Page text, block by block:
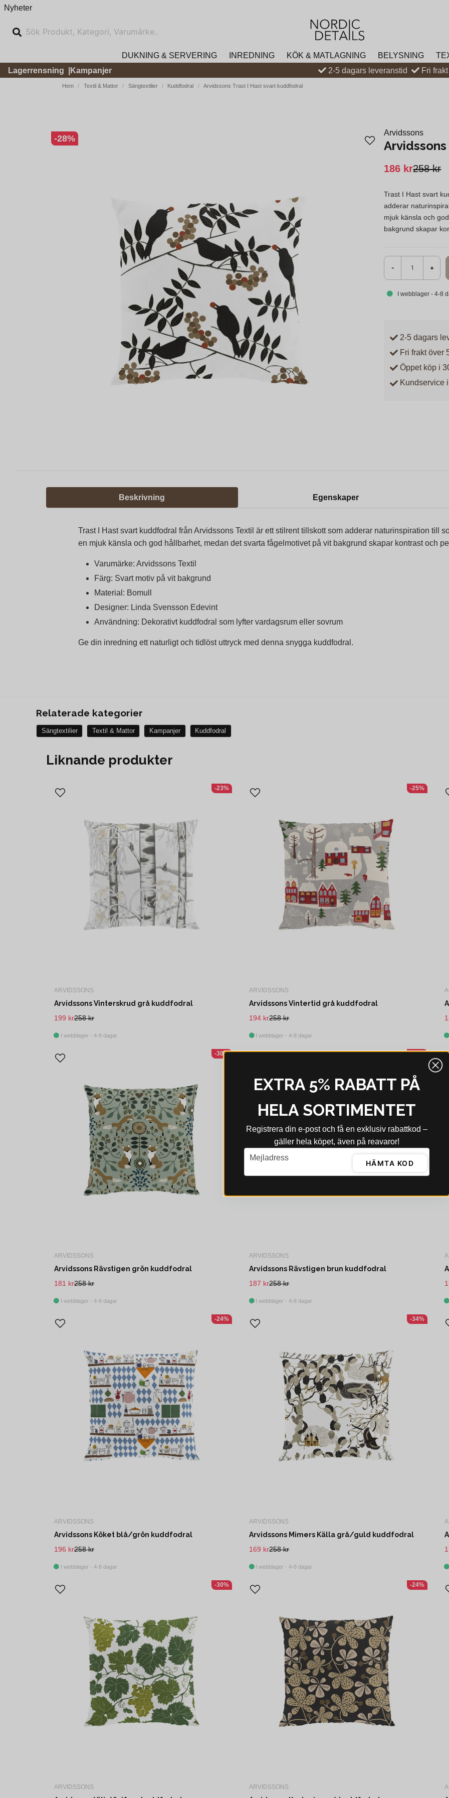
Nyheter
DUKNING & SERVERING INREDNING KÖK & MATLAGNING BELYSNING
Lagerrensning
Kampanjer 2-5 dagars leveranstid Fri
Hem Textil & Mattor Sängtextilier Kuddfodral Arvidssons Trast I Hast svart kuddfodral
-28%
Arvidssons
258 kr
186 kr
Trast I Hast svart
adderar
mjuk känsla och
bakgrund skapar
- +
I webblager - 4-8
2-5 dagars
Fri frakt över
Öppet köp i
Kundservice
Beskrivning Egenskaper
Trast I Hast svart kuddfodral från Arvidssons Textil är ett stilrent tillskott som adderar naturinspiration till
en mjuk känsla och god hållbarhet, medan det svarta fågelmotivet på vit bakgrund skapar kontrast och
Varumärke: Arvidssons Textil
Färg: Svart motiv på vit bakgrund
Material: Bomull
Designer: Linda Svensson Edevint
Användning: Dekorativt kuddfodral som lyfter vardagsrum eller sovrum
Ge din inredning ett naturligt och tidlöst uttryck med denna snygga kuddfodral.
Relaterade kategorier
Sängtextilier Textil & Mattor Kampanjer Kuddfodral
Liknande produkter
ARVIDSSONS
Arvidssons Vinterskrud grå kuddfodral
258 kr
199 kr
I webblager - 4-8 dagar
-23%
ARVIDSSONS
Arvidssons Vintertid grå kuddfodral
258 kr
194 kr
I webblager - 4-8 dagar
-25%
ARVIDSSONS
Arvidssons Rävstigen grön kuddfodral
258 kr
181 kr
I webblager - 4-8 dagar
-30%
ARVIDSSONS
Arvidssons Rävstigen brun kuddfodral
258 kr
187 kr
I webblager - 4-8 dagar
-28%
ARVIDSSONS
Arvidssons Köket blå/grön kuddfodral
258 kr
196 kr
I webblager - 4-8 dagar
-24%
ARVIDSSONS
Arvidssons Mimers Källa grå/guld kuddfodral
258 kr
169 kr
I webblager - 4-8 dagar
-34%
ARVIDSSONS
-30%
ARVIDSSONS
-24%
EXTRA 5% RABATT PÅ
HELA SORTIMENTET
Registrera din e‑post och få en exklusiv rabattkod –
gäller hela köpet, även på reavaror!
email
Mejladress
HÄMTA KOD